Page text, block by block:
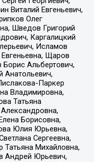
Виталий Евгеньевич,
Олег
Шведов Григорий
Каргалицкий
Исламов
Щаров
Альбертович,
Анатольевич,
Паркер
Владимировна,
Татьяна
Борисовна,
Юлия Юрьевна,
Сергеевна,
Михайловна,
Андрей Юрьевич,